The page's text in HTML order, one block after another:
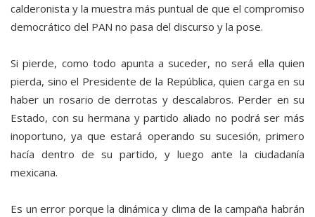
calderonista y la muestra más puntual de que el compromiso
democrático del PAN no pasa del discurso y la pose.
Si pierde, como todo apunta a suceder, no será ella quien
pierda, sino el Presidente de la República, quien carga en su
haber un rosario de derrotas y descalabros. Perder en su
Estado, con su hermana y partido aliado no podrá ser más
inoportuno, ya que estará operando su sucesión, primero
hacía dentro de su partido, y luego ante la ciudadanía
mexicana.
Es un error porque la dinámica y clima de la campaña habrán